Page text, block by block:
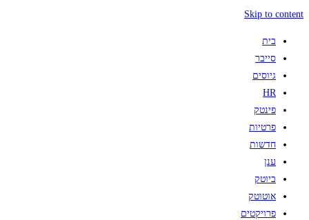
Skip to content
בית
סייבר
גיוסים
HR
פינטק
פרטיות
חדשות
ענן
ביוטק
אוטוטק
פרויקטים